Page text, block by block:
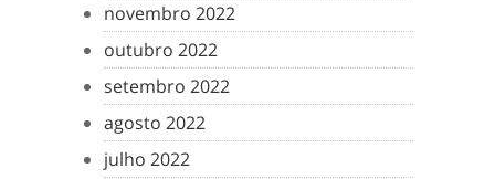
novembro 2022
outubro 2022
setembro 2022
agosto 2022
julho 2022